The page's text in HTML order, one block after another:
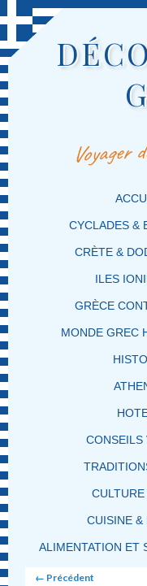
Voyager
MENU PRINCIPAL
MASQUER LA
MASQUER LA
CYCLADES &
CRÈTE &
ILES
GRÈCE
MONDE GREC
CONSEILS
CUISINE &
ALIMENTATION ET
Image navigation
← Précédent